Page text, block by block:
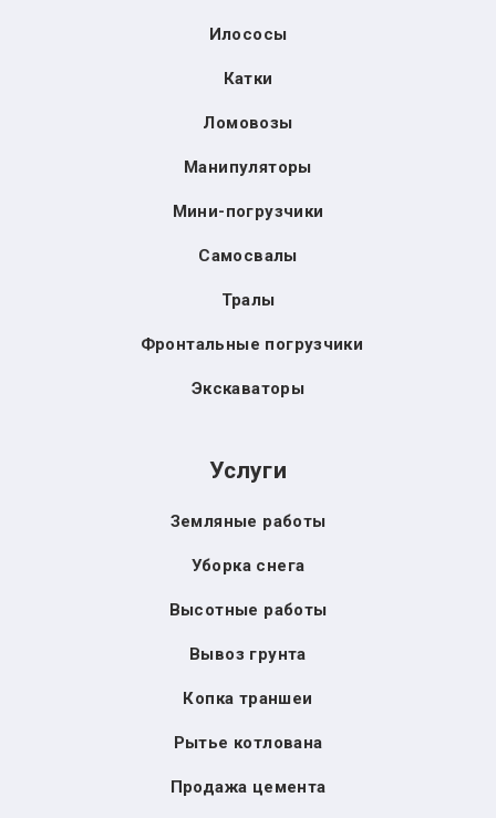
Илососы
Катки
Ломовозы
Манипуляторы
Мини-погрузчики
Самосвалы
Тралы
Фронтальные погрузчики
Экскаваторы
Услуги
Земляные работы
Уборка снега
Высотные работы
Вывоз грунта
Копка траншеи
Рытье котлована
Продажа цемента